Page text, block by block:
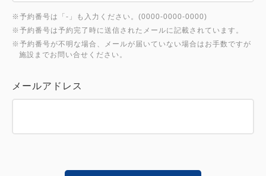
※予約番号は「-」も入力ください。(0000-0000-0000)
※予約番号は予約完了時に送信されたメールに記載されています。
※予約番号が不明な場合、メールが届いていない場合はお手数ですが
施設までお問い合せください。
メールアドレス